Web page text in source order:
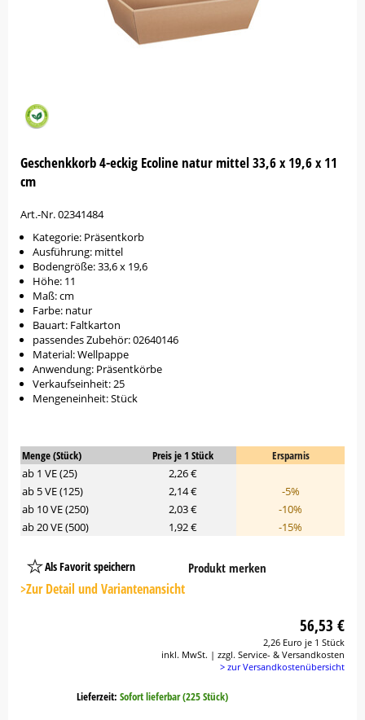
Geschenkkorb 4-eckig Ecoline natur mittel 33,6 x 19,6 x 11
cm
Art.-Nr. 02341484
Kategorie: Präsentkorb
Ausführung: mittel
Bodengröße: 33,6 x 19,6
Höhe: 11
Maß: cm
Farbe: natur
Bauart: Faltkarton
passendes Zubehör: 02640146
Material: Wellpappe
Anwendung: Präsentkörbe
Verkaufseinheit: 25
Mengeneinheit: Stück
Menge (Stück) Preis je 1 Stück
Ersparnis
ab 1 VE (25)
2,26 €
ab 5 VE (125)
2,14 €
-5%
ab 10 VE (250)
2,03 €
-10%
ab 20 VE (500)
1,92 € -15%
Als Favorit speichern
Platzhalter
Button
Produkt merken
>Zur Detail und Variantenansicht
56,53 €
2,26 Euro je 1 Stück
inkl. MwSt. | zzgl. Service- & Versandkosten
> zur Versandkostenübersicht
Lieferzeit: Sofort lieferbar (225 Stück)